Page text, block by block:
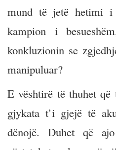
mund të jetë hetimi i
kampion i
konkluzionin se
manipuluar?
E vështirë të thuhet
gjykata t’i gjejë të
dënojë. Duhet që